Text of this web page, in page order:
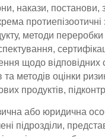
накази,
протиепізоотичні
методи
щодо відповідних
та методів оцінки
продуктів,
або юридична
підрозділи,